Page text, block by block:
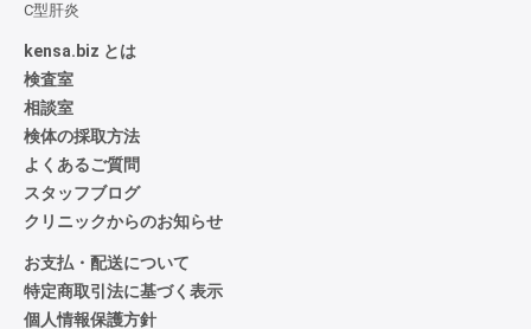
C型肝炎
kensa.biz とは
検査室
相談室
検体の採取方法
よくあるご質問
スタッフブログ
クリニックからのお知らせ
お支払・配送について
特定商取引法に基づく表示
個人情報保護方針